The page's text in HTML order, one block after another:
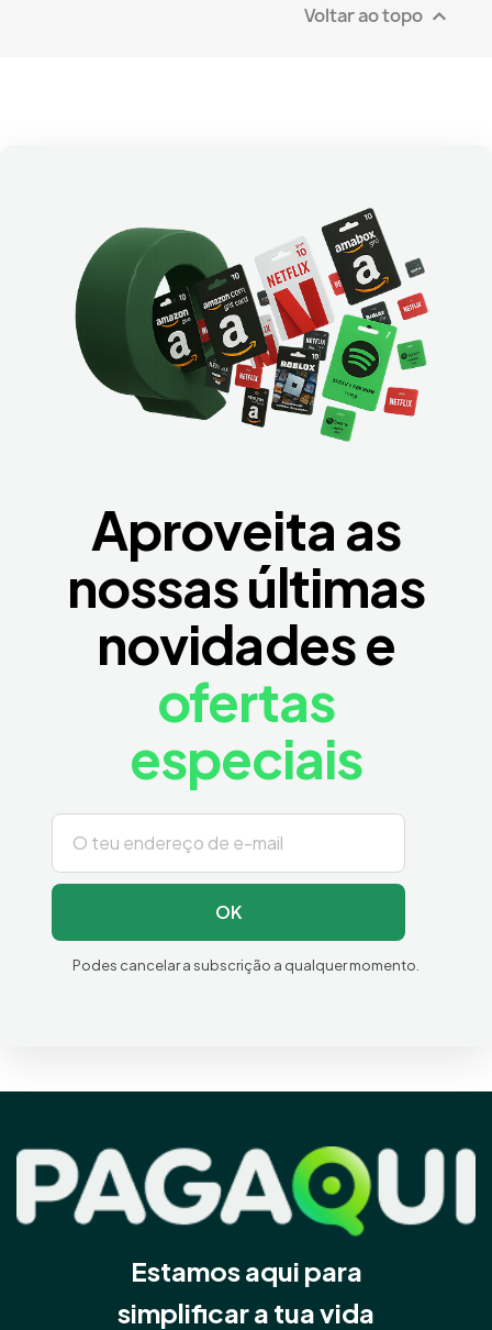
Voltar ao topo 
Aproveita as
nossas últimas
novidades e
ofertas
especiais
OK
Podes cancelar a subscrição a qualquer momento.
Estamos aqui para
simplificar a tua vida